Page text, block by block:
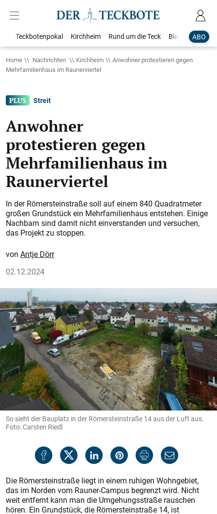
ABO
Teckbotenpokal Kirchheim Rund um die Teck Blaulicht
Home Nachrichten Kirchheim
Anwohner protestieren gegen
Mehrfamilienhaus im Raunerviertel
Streit
Anwohner
protestieren gegen
Mehrfamilienhaus im
Raunerviertel
In der Römersteinstraße soll auf einem 840 Quadratmeter
großen Grundstück ein Mehrfamilienhaus entstehen. Einige
Nachbarn sind damit nicht einverstanden und versuchen,
das Projekt zu stoppen.
Antje Dörr
02.12.2024
So sieht der Bauplatz in der Römersteinstraße 14 aus der Luft aus.
Foto: Carsten Riedl
Die Römersteinstraße liegt in einem ruhigen Wohngebiet,
das im Norden vom Rauner-Campus begrenzt wird. Nicht
weit entfernt kann man die Umgehungsstraße rauschen
hören. Ein Grundstück, die Römersteinstraße 14, ist